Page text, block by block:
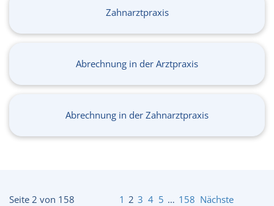
Zahnarztpraxis
Abrechnung in der Arztpraxis
Abrechnung in der Zahnarztpraxis
Seite 2 von 158 1 2 3 4 5 … 158 Nächste